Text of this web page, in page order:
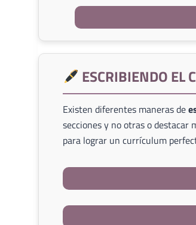
ESCRIBIENDO EL
Existen diferentes maneras de
secciones y no otras o destacar
para lograr un currículum